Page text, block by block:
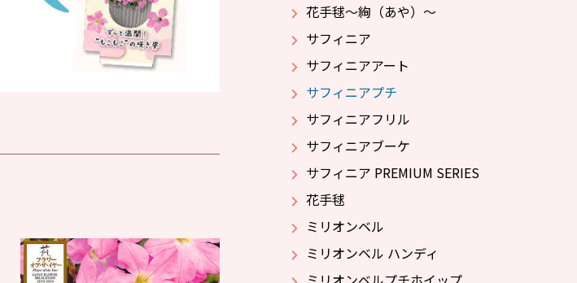
花手毬～絢（あや）～
サフィニア
サフィニアアート
サフィニアプチ
サフィニアフリル
サフィニアブーケ
サフィニア PREMIUM SERIES
花手毬
ミリオンベル
ミリオンベル ハンディ